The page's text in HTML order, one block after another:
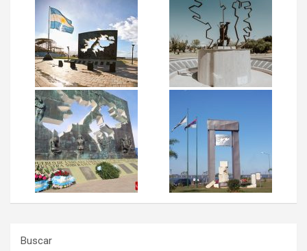
Buscar